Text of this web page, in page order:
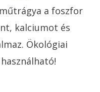
a foszfor
kalciumot és
Ökológiai